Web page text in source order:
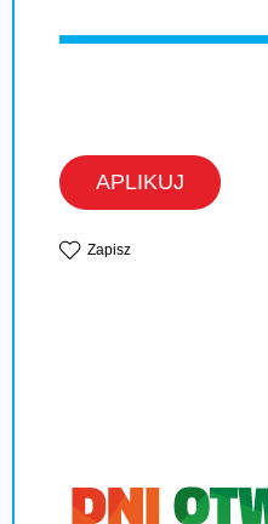
APLIKUJ
Zapisz